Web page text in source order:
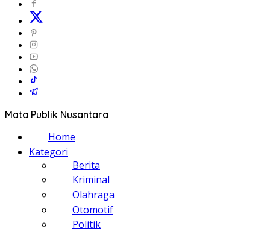
Mata Publik Nusantara
Home
Kategori
Berita
Kriminal
Olahraga
Otomotif
Politik